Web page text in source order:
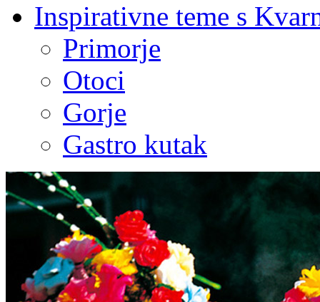
Inspirativne teme s
Primorje
Otoci
Gorje
Gastro kutak